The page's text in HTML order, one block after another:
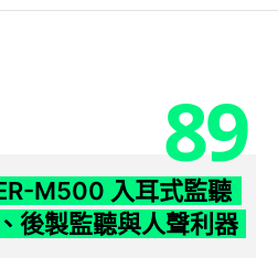
89
M500 入耳式監聽
後製監聽與人聲利器